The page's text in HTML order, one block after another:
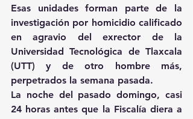
Esas unidades forman parte de la
investigación por homicidio calificado
en agravio del exrector de la
Universidad Tecnológica de Tlaxcala
(UTT) y de otro hombre más,
perpetrados la semana pasada.
La noche del pasado domingo, casi
24 horas antes que la Fiscalía diera a